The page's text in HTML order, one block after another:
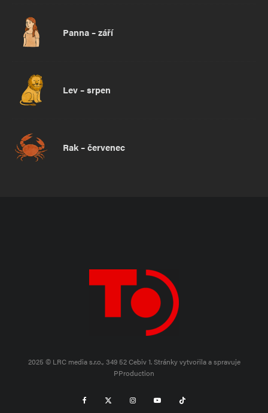
Panna – září
Lev – srpen
Rak – červenec
2025 © LRC media s.r.o., 349 52 Cebiv 1.Stránky vytvořila a spravuje
PProduction